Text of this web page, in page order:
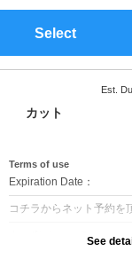
Select
Est.
】 カット
Terms of use
Expiration Date：
コチラからネット予約を
See